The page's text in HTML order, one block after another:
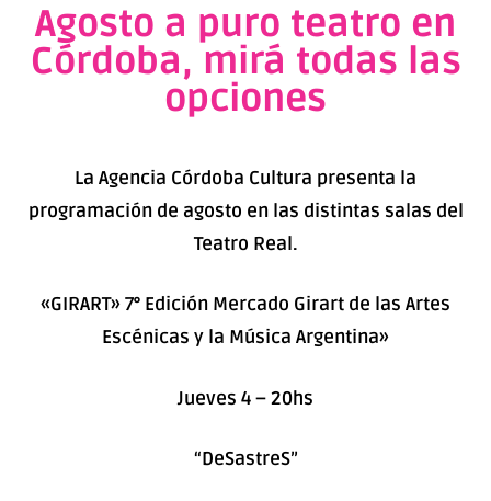
Agosto a puro teatro en
Córdoba, mirá todas las
opciones
La Agencia Córdoba Cultura presenta la
programación de agosto en las distintas salas del
Teatro Real.
«GIRART» 7° Edición Mercado Girart de las Artes
Escénicas y la Música Argentina»
Jueves 4 – 20hs
“DeSastreS”